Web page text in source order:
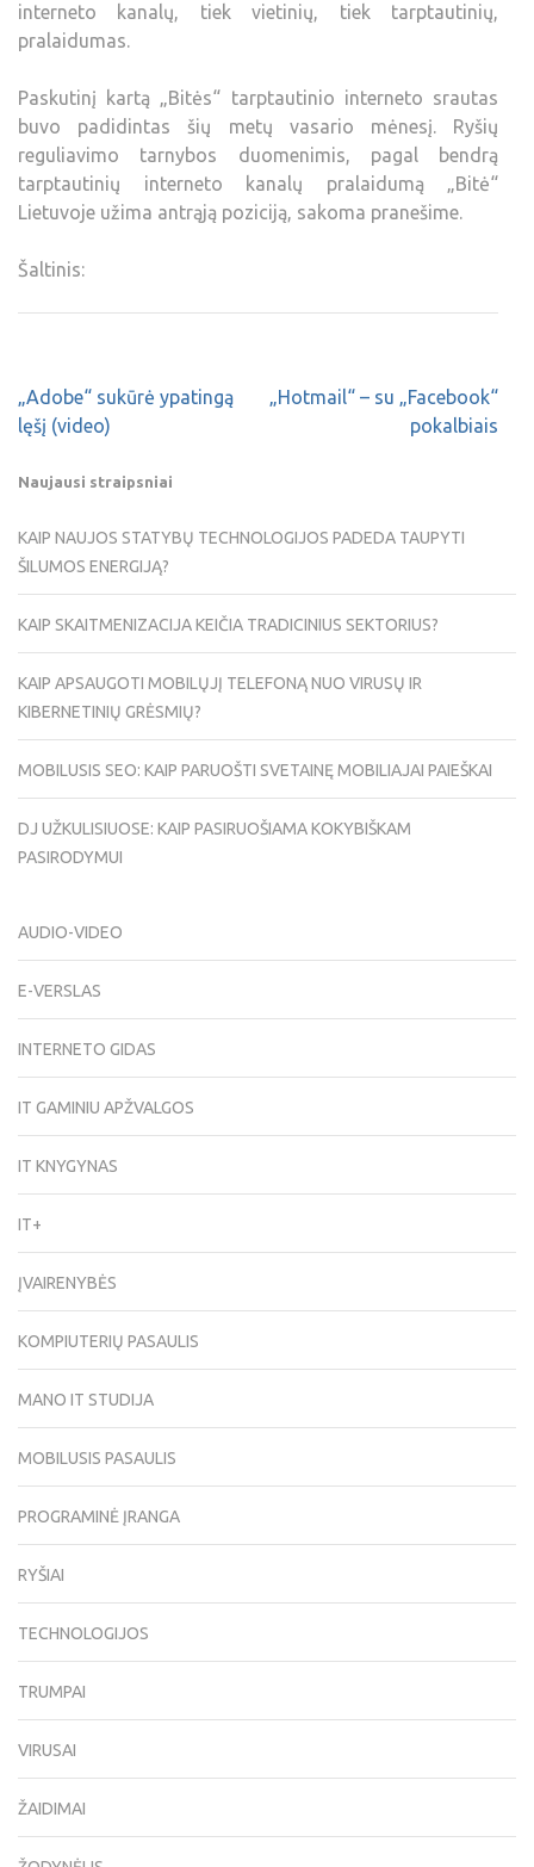
interneto kanalų, tiek vietinių, tiek tarptautinių,
pralaidumas.
Paskutinį kartą „Bitės“ tarptautinio interneto srautas
buvo padidintas šių metų vasario mėnesį. Ryšių
reguliavimo tarnybos duomenimis, pagal bendrą
tarptautinių interneto kanalų pralaidumą „Bitė“
Lietuvoje užima antrąją poziciją, sakoma pranešime.
Šaltinis:
„Adobe“ sukūrė ypatingą
lęšį (video)
„Hotmail“ – su „Facebook“
pokalbiais
Naujausi straipsniai
KAIP NAUJOS STATYBŲ TECHNOLOGIJOS PADEDA TAUPYTI
ŠILUMOS ENERGIJĄ?
KAIP SKAITMENIZACIJA KEIČIA TRADICINIUS SEKTORIUS?
KAIP APSAUGOTI MOBILŲJĮ TELEFONĄ NUO VIRUSŲ IR
KIBERNETINIŲ GRĖSMIŲ?
MOBILUSIS SEO: KAIP PARUOŠTI SVETAINĘ MOBILIAJAI PAIEŠKAI
DJ UŽKULISIUOSE: KAIP PASIRUOŠIAMA KOKYBIŠKAM
PASIRODYMUI
AUDIO-VIDEO
E-VERSLAS
INTERNETO GIDAS
IT GAMINIU APŽVALGOS
IT KNYGYNAS
IT+
ĮVAIRENYBĖS
KOMPIUTERIŲ PASAULIS
MANO IT STUDIJA
MOBILUSIS PASAULIS
PROGRAMINĖ ĮRANGA
RYŠIAI
TECHNOLOGIJOS
TRUMPAI
VIRUSAI
ŽAIDIMAI